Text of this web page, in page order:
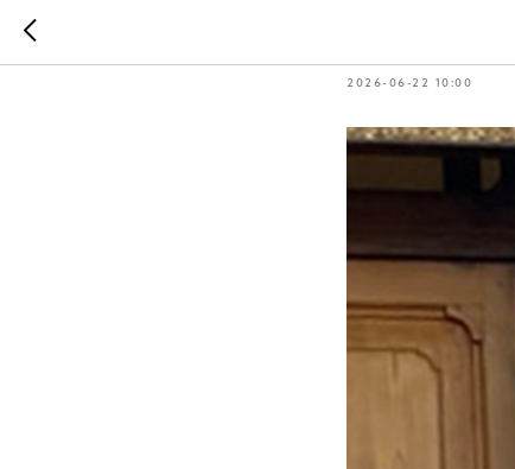
2026-06-22 10:00